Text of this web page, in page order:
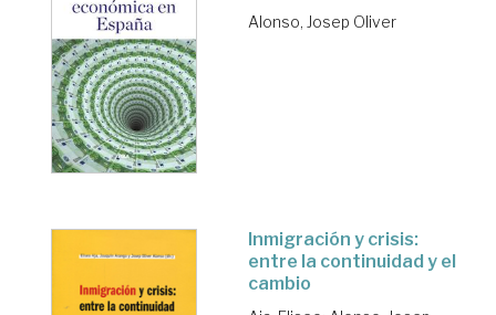
Alonso, Josep Oliver
Inmigración y crisis:
entre la continuidad y el
cambio